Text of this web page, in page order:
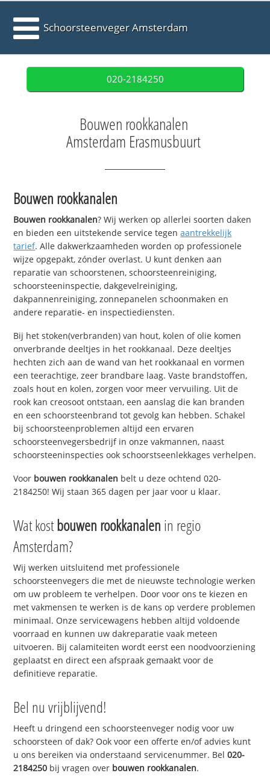
Schoorsteenveger Amsterdam
020-2184250
Bouwen rookkanalen
Amsterdam Erasmusbuurt
Bouwen rookkanalen
Bouwen rookkanalen? Wij werken op allerlei soorten daken
en bieden een uitstekende service tegenaantrekkelijk
tarief. Alle dakwerkzaamheden worden op professionele
wijze opgepakt, zónder overlast. U kunt denken aan
reparatie van schoorstenen, schoorsteenreiniging,
schoorsteeninspectie, dakgevelreiniging,
dakpannenreiniging, zonnepanelen schoonmaken en
andere reparatie- en inspectiediensten.
Bij het stoken(verbranden) van hout, kolen of olie komen
onverbrande deeltjes in het rookkanaal. Deze deeltjes
hechten zich aan de wand van het rookkanaal en vormen
een teerachtige, zeer brandbare laag. Vaste brandstoffen,
zoals hout en kolen, zorgen voor meer vervuiling. Uit de
rook kan creosoot ontstaan, een aanslag die kan branden
en een schoorsteenbrand tot gevolg kan hebben. Schakel
bij schoorsteenproblemen altijd een ervaren
schoorsteenvegersbedrijf in onze vakmannen, naast
schoorsteeninspecties ook schoorstseenlekkages verhelpen.
Voor bouwen rookkanalen belt u deze ochtend 020-
2184250! Wij staan 365 dagen per jaar voor u klaar.
Wat kostbouwen rookkanalen in regio
Amsterdam?
Wij werken uitsluitend met professionele
schoorsteenvegers die met de nieuwste technologie werken
om uw probleem te verhelpen. Door voor ons te kiezen en
met vakmensen te werken is de kans op verdere problemen
minimaal. Onze servicewagens hebben altijd voldoende
voorraad en kunnen uw dakreparatie vaak meteen
uitvoeren. Bij calamiteiten wordt eerst een noodvoorziening
geplaatst en direct een afspraak gemaakt voor de
definitieve reparatie.
Bel nu vrijblijvend!
Heeft u dringend een schoorsteenveger nodig voor uw
schoorsteen of dak? Ook voor een offerte en/of advies kunt
u ons bereiken via onderstaand servicenummer. Bel020-
2184250 bij vragen over bouwen rookkanalen.